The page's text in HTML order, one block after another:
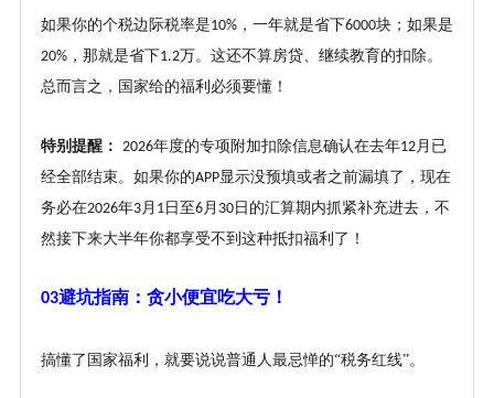
如果你的个税边际税率是10%，一年就是省下6000块；如果是
20%，那就是省下1.2万。这还不算房贷、继续教育的扣除。
总而言之，国家给的福利必须要懂！
特别提醒： 2026年度的专项附加扣除信息确认在去年12月已
经全部结束。如果你的APP显示没预填或者之前漏填了，现在
务必在2026年3月 1 日至6月 30日的汇算期内抓紧补充进去，不
然接下来大半年你都享受不到这种抵扣福利了！
03避坑指南：贪小便宜吃大亏！
搞懂了国家福利，就要说说普通人最忌惮的“税务红线”。